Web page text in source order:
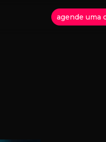
agende uma